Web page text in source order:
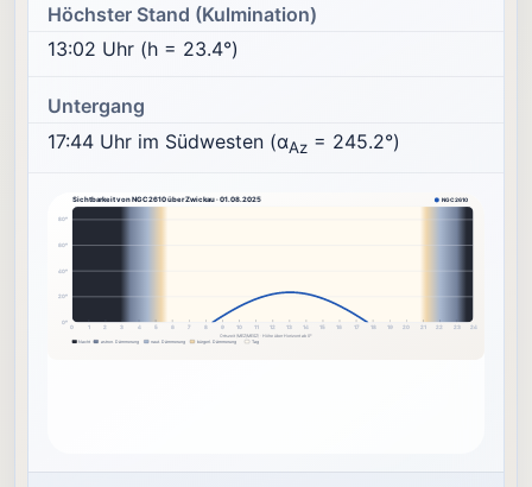
Höchster Stand (Kulmination)
13:02 Uhr (h = 23.4°)
Untergang
17:44 Uhr im Südwesten (αAz = 245.2°)
0°
20°
40°
60°
80°
0 1 2 3 4 7 10 11 12 13 14 15 16 17 18 19 20 21 22 23 24
Sichtbarkeit von NGC2610 über Zwickau · 01.08.2025 NGC2610
Nacht astron. Dämmerung naut. Dämmerung bürgerl. Dämmerung Tag
Ortszeit (MEZ/MESZ) · Höhe über Horizont ab 0°